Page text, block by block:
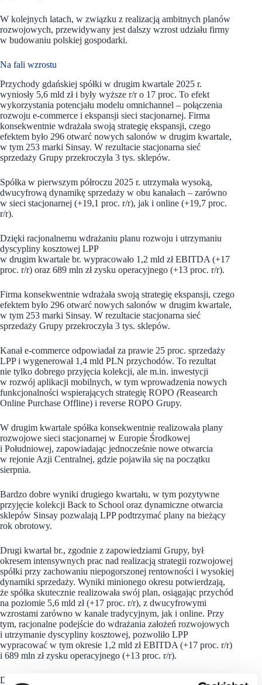
W kolejnych latach, w związku z realizacją ambitnych planów
rozwojowych, przewidywany jest dalszy wzrost udziału firmy
w budowaniu polskiej gospodarki.
Na fali wzrostu
Przychody gdańskiej spółki w drugim kwartale 2025 r.
wyniosły 5,6 mld zł i były wyższe r/r o 17 proc. To efekt
wykorzystania potencjału modelu omnichannel – połączenia
rozwoju e-commerce i ekspansji sieci stacjonarnej. Firma
konsekwentnie wdrażała swoją strategię ekspansji, czego
efektem było 296 otwarć nowych salonów w drugim kwartale,
w tym 253 marki Sinsay. W rezultacie stacjonarna sieć
sprzedaży Grupy przekroczyła 3 tys. sklepów.
Spółka w pierwszym półroczu 2025 r. utrzymała wysoką,
dwucyfrową dynamikę sprzedaży w obu kanałach – zarówno
w sieci stacjonarnej (+19,1 proc. r/r), jak i online (+19,7 proc.
r/r).
Dzięki racjonalnemu wdrażaniu planu rozwoju i utrzymaniu
dyscypliny kosztowej LPP
w drugim kwartale br. wypracowało 1,2 mld zł EBITDA (+17
proc. r/r) oraz 689 mln zł zysku operacyjnego (+13 proc. r/r).
Firma konsekwentnie wdrażała swoją strategię ekspansji, czego
efektem było 296 otwarć nowych salonów w drugim kwartale,
w tym 253 marki Sinsay. W rezultacie stacjonarna sieć
sprzedaży Grupy przekroczyła 3 tys. sklepów.
Kanał e-commerce odpowiadał za prawie 25 proc. sprzedaży
LPP i wygenerował 1,4 mld PLN przychodów. To rezultat
nie tylko dobrego przyjęcia kolekcji, ale m.in. inwestycji
w rozwój aplikacji mobilnych, w tym wprowadzenia nowych
funkcjonalności wspierających strategię ROPO (Reasearch
Online Purchase Offline) i reverse ROPO Grupy.
W drugim kwartale spółka konsekwentnie realizowała plany
rozwojowe sieci stacjonarnej w Europie Środkowej
i Południowej, zapowiadając jednocześnie nowe otwarcia
w rejonie Azji Centralnej, gdzie pojawiła się na początku
sierpnia.
Bardzo dobre wyniki drugiego kwartału, w tym pozytywne
przyjęcie kolekcji Back to School oraz dynamiczne otwarcia
sklepów Sinsay pozwalają LPP podtrzymać plany na bieżący
rok obrotowy.
Drugi kwartał br., zgodnie z zapowiedziami Grupy, był
okresem intensywnych prac nad realizacją strategii rozwojowej
spółki przy zachowaniu niepogorszonej rentowności i wysokiej
dynamiki sprzedaży. Wyniki minionego okresu potwierdzają,
że spółka skutecznie realizowała swój plan, osiągając przychód
na poziomie 5,6 mld zł (+17 proc. r/r), z dwucyfrowymi
wzrostami zarówno w kanale tradycyjnym, jak i online. Przy
tym, racjonalne podejście do wdrażania założeń rozwojowych
i utrzymanie dyscypliny kosztowej, pozwoliło LPP
wypracować w tym okresie 1,2 mld zł EBITDA (+17 proc. r/r)
i 689 mln zł zysku operacyjnego (+13 proc. r/r).
Dobre wyniki drugiego kwartału to również efekt